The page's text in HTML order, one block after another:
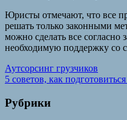
Юристы отмечают, что все
решать только законными
можно сделать все согласно
необходимую поддержку со
Навигация
по
записям
Предыдущая
запись:
Аутсорсинг грузчиков
Следующая
5 советов, как
Рубрики